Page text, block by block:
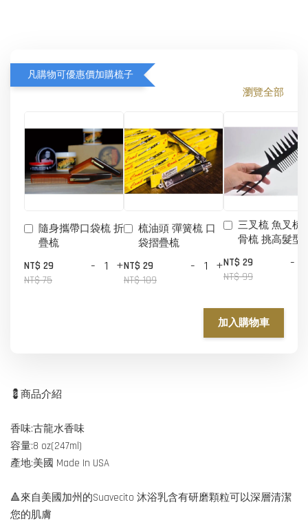
凡購物可優惠價加購梳子
瀏覽全部
隨身攜帶口袋梳 折
疊梳
NT$ 29
NT$ 75
- +
梳油頭 彈簧梳 口
袋摺疊梳
NT$ 29
NT$ 109
- +
三叉梳 魚叉梳
骨梳 挑高髮型
NT$ 29
NT$ 99
-
加入購物車
💈商品介紹
香味:古龍水香味
容量:8 oz(247ml)
產地:美國 Made In USA
🔺來自美國加州的Suavecito 沐浴乳含有研磨顆粒可以深層清潔
您的肌膚